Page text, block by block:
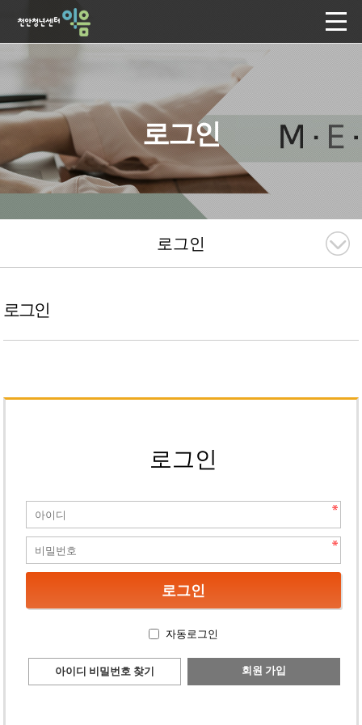
로그인
로그인
로그인
로그인
자동로그인
아이디 비밀번호 찾기 회원 가입